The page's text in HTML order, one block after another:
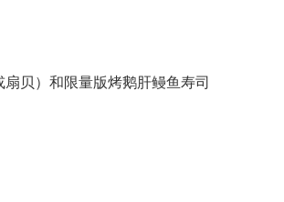
贝）和限量版烤鹅肝鳗鱼寿司